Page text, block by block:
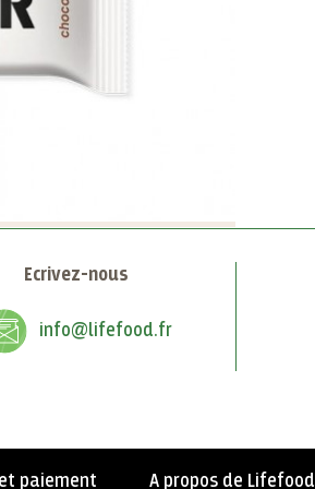
Ecrivez-nous
info@lifefood.fr
paiement A propos de Lifefood